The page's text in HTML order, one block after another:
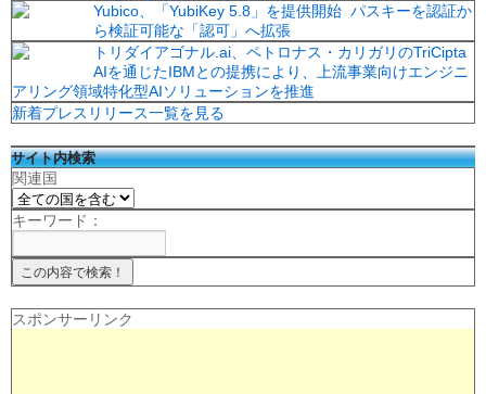
Yubico、「YubiKey 5.8」を提供開始 パスキーを認証か
ら検証可能な「認可」へ拡張
トリダイアゴナル.ai、ペトロナス・カリガリのTriCipta
AIを通じたIBMとの提携により、上流事業向けエンジニ
アリング領域特化型AIソリューションを推進
新着プレスリリース一覧を見る
サイト内検索
関連国
キーワード：
スポンサーリンク